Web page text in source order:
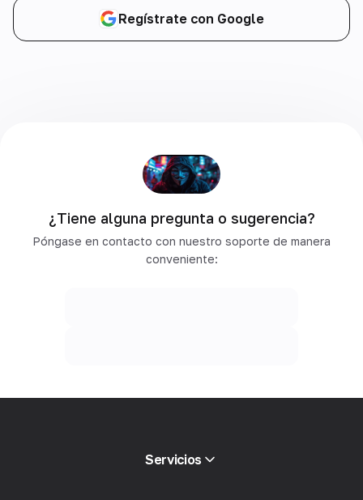
Regístrate con Google
¿Tiene alguna pregunta o sugerencia?
Póngase en contacto con nuestro soporte de manera
conveniente:
Servicios